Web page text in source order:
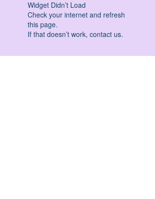
Widget Didn’t Load
Check your internet and refresh
this page.
If that doesn’t work, contact us.